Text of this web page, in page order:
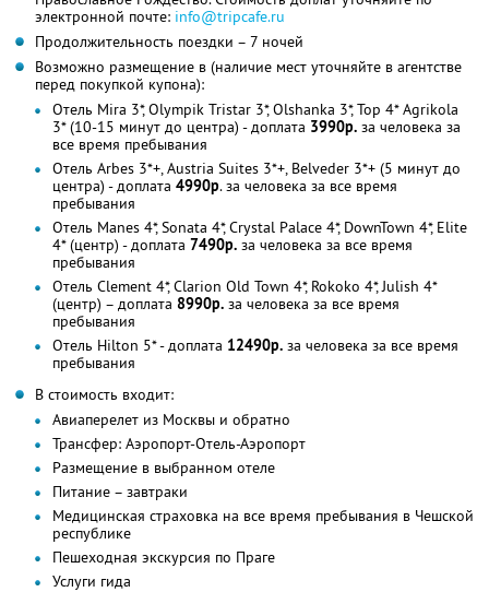
электронной почте: info@tripcafe.ru
Продолжительность поездки – 7 ночей
Возможно размещение в (наличие мест уточняйте в агентстве
перед покупкой купона):
Отель Mira 3*, Olympik Tristar 3*, Olshanka 3*, Top 4* Agrikola
3* (10-15 минут до центра) - доплата 3990р. за человека за
все время пребывания
Отель Arbes 3*+, Austria Suites 3*+, Belveder 3*+ (5 минут до
центра) - доплата 4990р. за человека за все время
пребывания
Отель Manes 4*, Sonata 4*, Crystal Palace 4*, DownTown 4*, Elite
4* (центр) - доплата 7490р. за человека за все время
пребывания
Отель Clement 4*, Clarion Old Town 4*, Rokoko 4*, Julish 4*
(центр) – доплата 8990р. за человека за все время
пребывания
Отель Hilton 5* - доплата 12490р. за человека за все время
пребывания
В стоимость входит:
Авиаперелет из Москвы и обратно
Трансфер: Аэропорт-Отель-Аэропорт
Размещение в выбранном отеле
Питание – завтраки
Медицинская страховка на все время пребывания в Чешской
республике
Пешеходная экскурсия по Праге
Услуги гида